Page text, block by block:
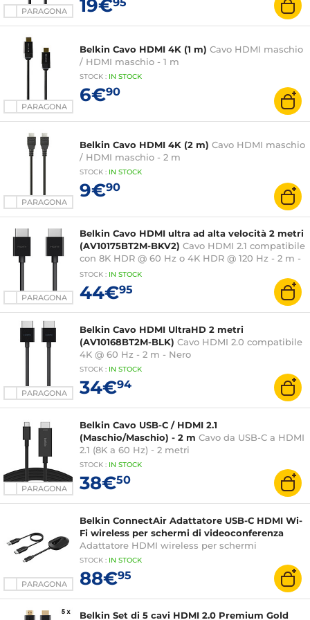
PARAGONA 19€
PARAGONA
Belkin Cavo HDMI 4K (1 m) Cavo HDMI maschio
/ HDMI maschio - 1 m
STOCK : IN STOCK
6€90
PARAGONA
Belkin Cavo HDMI 4K (2 m) Cavo HDMI maschio
/ HDMI maschio - 2 m
STOCK : IN STOCK
9€90
PARAGONA
Belkin Cavo HDMI ultra ad alta velocità 2 metri
(AV10175BT2M-BKV2) Cavo HDMI 2.1 compatibile
con 8K HDR @ 60 Hz o 4K HDR @ 120 Hz - 2 m -
Nero
STOCK : IN STOCK
44€95
PARAGONA
Belkin Cavo HDMI UltraHD 2 metri
(AV10168BT2M-BLK) Cavo HDMI 2.0 compatibile
4K @ 60 Hz - 2 m - Nero
STOCK : IN STOCK
34€94
PARAGONA
Belkin Cavo USB-C / HDMI 2.1
(Maschio/Maschio) - 2 m Cavo da USB-C a HDMI
2.1 (8K a 60 Hz) - 2 metri
STOCK : IN STOCK
38€50
PARAGONA
Belkin ConnectAir Adattatore USB-C HDMI Wi-
Fi wireless per schermi di videoconferenza
Adattatore HDMI wireless per schermi
STOCK : IN STOCK
88€95
Belkin Set di 5 cavi HDMI 2.0 Premium Gold